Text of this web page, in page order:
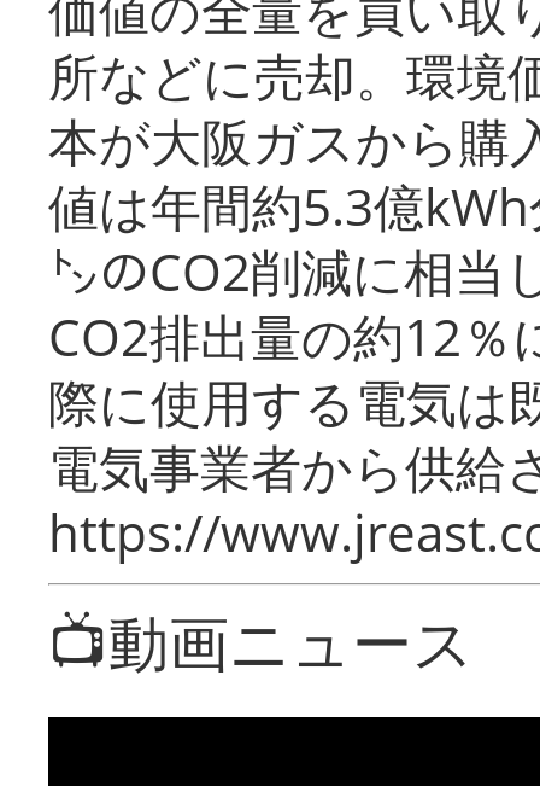
所などに売却。環境
本が大阪ガスから購
値は年間約5.3億
㌧のCO2削減に相当
CO2排出量の約12％
際に使用する電気は
電気事業者から供給
https://
📺動画ニュース